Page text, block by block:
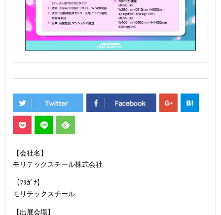
【会社名】
モリテックスチール株式会社
【ﾌﾘｶﾞﾅ】
モリテックスチール
【出展会場】